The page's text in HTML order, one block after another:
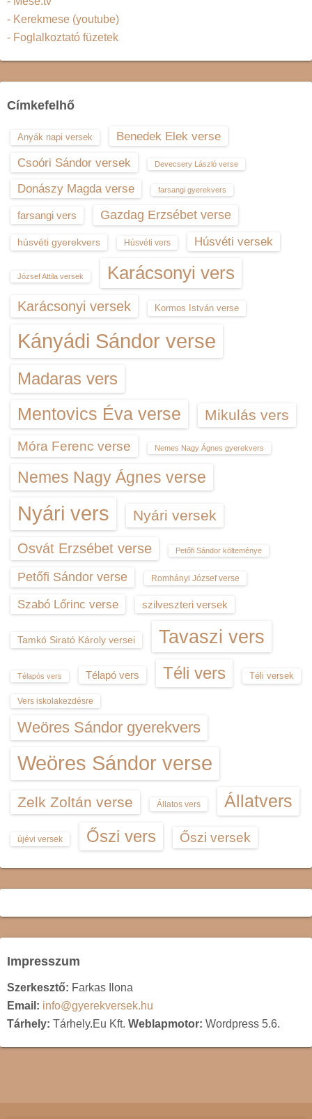
- Kerekmese (youtube)
- Foglalkoztató füzetek
Címkefelhő
Anyák napi versek
Benedek Elek verse
Csoóri Sándor versek
Devecsery László verse
Donászy Magda verse farsangi gyerekvers
farsangi vers Gazdag Erzsébet verse
húsvéti gyerekvers Húsvéti vers Húsvéti versek
József Attila versek Karácsonyi vers
Karácsonyi versek Kormos István verse
Kányádi Sándor verse
Madaras vers
Mentovics Éva verse Mikulás vers
Móra Ferenc verse Nemes Nagy Ágnes gyerekvers
Nemes Nagy Ágnes verse
Nyári vers Nyári versek
Osvát Erzsébet verse Petőfi Sándor költeménye
Petőfi Sándor verse Romhányi József verse
Szabó Lőrinc verse szilveszteri versek
Tamkó Sirató Károly versei Tavaszi vers
Télapós vers Télapó vers Téli vers Téli versek
Vers iskolakezdésre
Weöres Sándor gyerekvers
Weöres Sándor verse
Zelk Zoltán verse Állatos vers Állatvers
újévi versek Őszi vers Őszi versek
Impresszum
Szerkesztő: Farkas Ilona
Email: info@gyerekversek.hu
Tárhely: Tárhely.Eu Kft. Weblapmotor: Wordpress 5.6.